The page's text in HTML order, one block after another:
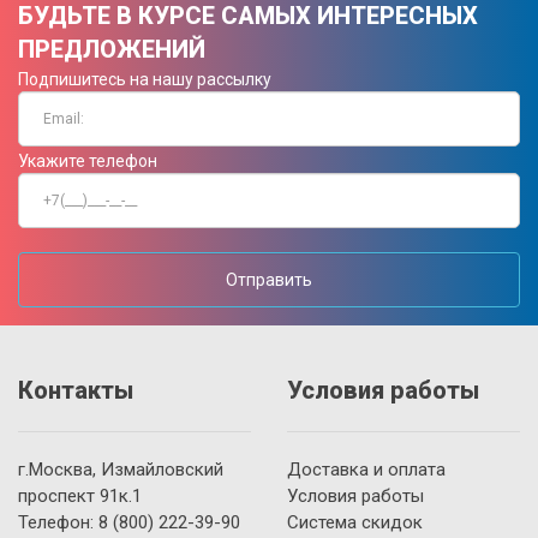
БУДЬТЕ В КУРСЕ САМЫХ ИНТЕРЕСНЫХ
ПРЕДЛОЖЕНИЙ
Подпишитесь на нашу рассылку
Укажите телефон
Отправить
Контакты
г.Москва, Измайловский
проспект 91к.1
Телефон: 8 (800) 222-39-90
Условия работы
Доставка и оплата
Условия работы
Система скидок